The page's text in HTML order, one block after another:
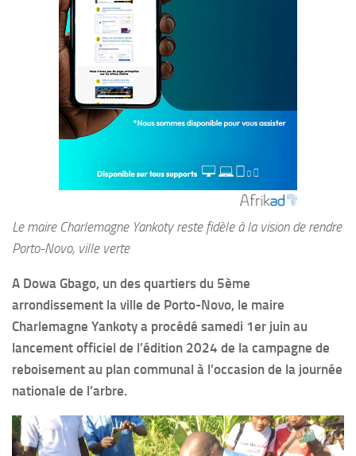
Le maire Charlemagne Yankoty reste fidèle à la vision de rendre
Porto-Novo, ville verte
A Dowa Gbago, un des quartiers du 5ème
arrondissement la ville de Porto-Novo, le maire
Charlemagne Yankoty a procédé samedi 1er juin au
lancement officiel de l’édition 2024 de la campagne de
reboisement au plan communal à l’occasion de la journée
nationale de l’arbre.